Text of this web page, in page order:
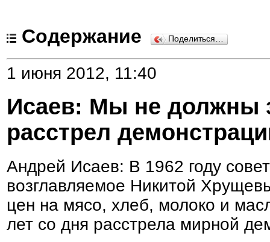
Содержание Поделиться…
1 июня 2012, 11:40
Исаев: Мы не должны
расстрел
Андрей Исаев: В 1962 году
возглавляемое Никитой
цен на мясо, хлеб, молоко и
лет со дня расстрела мирной